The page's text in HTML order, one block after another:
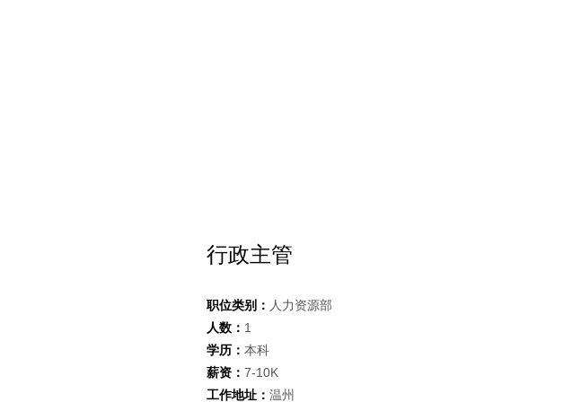
行政主管
职位类别： 人力资源部
人数： 1
学历： 本科
薪资： 7-10K
工作地址： 温州